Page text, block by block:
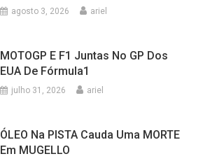
agosto 3, 2026 ariel
MOTOGP E F1 Juntas No GP Dos
EUA De Fórmula1
julho 31, 2026 ariel
ÓLEO Na PISTA Cauda Uma MORTE
Em MUGELLO